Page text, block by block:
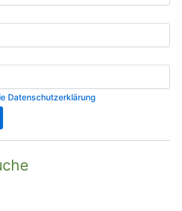
Datenschutzerklärung